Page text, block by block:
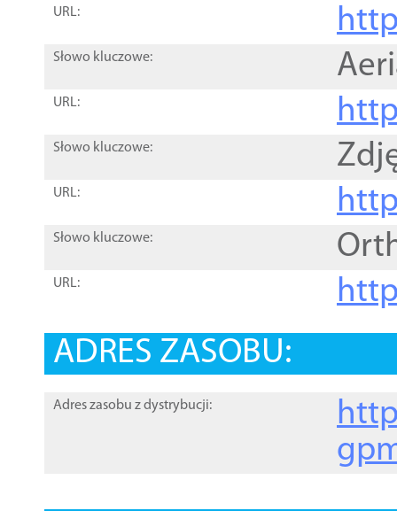
URL:
Słowo kluczowe:
URL:
Słowo kluczowe:
URL:
Słowo kluczowe:
URL:
ADRES ZASOBU:
Adres zasobu z dystrybucji: